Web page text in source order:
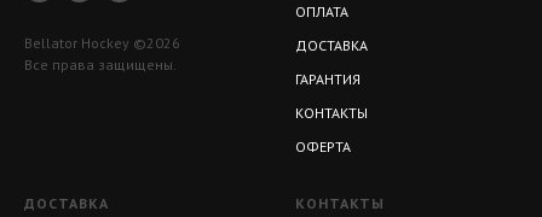
Bellator Hockey ©2026
Все права защищены.
ОПЛАТА
ДОСТАВКА
ГАРАНТИЯ
КОНТАКТЫ
ОФЕРТА
ДОСТАВКА КОНТАКТЫ